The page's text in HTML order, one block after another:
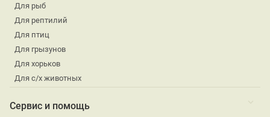
Для рыб
Для рептилий
Для птиц
Для грызунов
Для хорьков
Для с/х животных
Сервис и помощь